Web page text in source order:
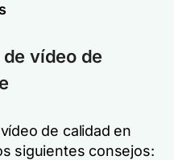
vídeo de
de calidad en
siguientes consejos: